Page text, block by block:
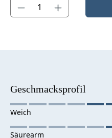
Geschmacksprofil